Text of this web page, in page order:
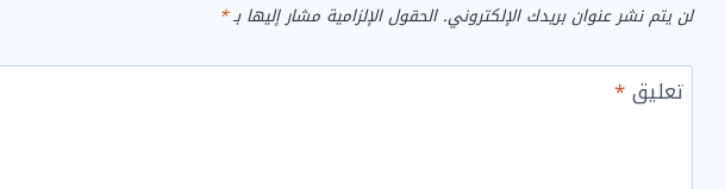
لن يتم نشر عنوان بريدك الإلكتروني. الحقول الإلزامية مشار إليها بـ*
تعليق*